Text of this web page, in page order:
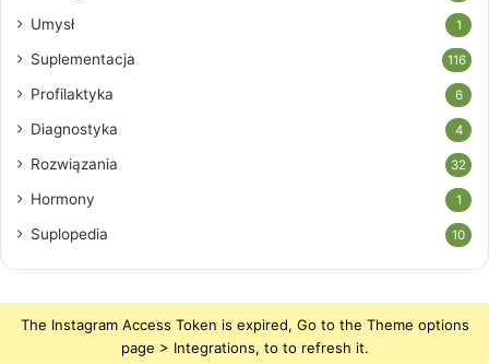
Umysł 1
Suplementacja 116
Profilaktyka 6
Diagnostyka 4
Rozwiązania 32
Hormony 1
Suplopedia 10
The Instagram Access Token is expired, Go to the Theme options
page > Integrations, to to refresh it.